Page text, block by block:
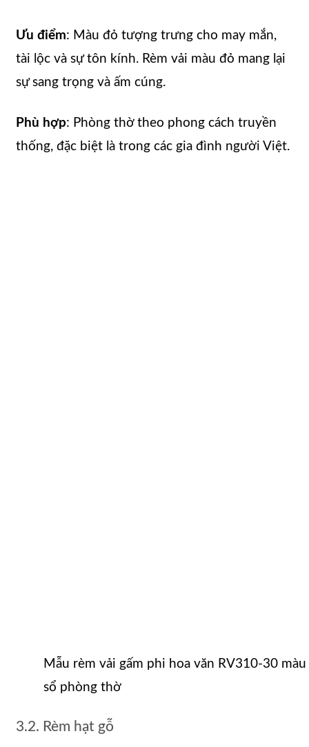
Ưu điểm: Màu đỏ tượng trưng cho may mắn,
tài lộc và sự tôn kính. Rèm vải màu đỏ mang lại
sự sang trọng và ấm cúng.
Phù hợp: Phòng thờ theo phong cách truyền
thống, đặc biệt là trong các gia đình người Việt.
Mẫu rèm vải gấm phi hoa văn RV310-30
sổ phòng thờ
3.2. Rèm hạt gỗ